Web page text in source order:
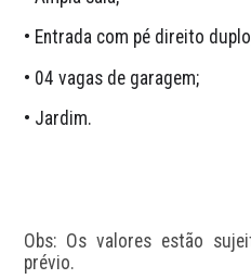
• Entrada com pé direito
• 04 vagas de garagem;
• Jardim.
Obs: Os valores estão
prévio.